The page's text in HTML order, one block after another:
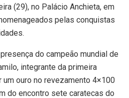
(29), no Palácio Anchieta, em
pelas conquistas
do campeão mundial de
integrante da primeira
um ouro no revezamento 4×100
do encontro sete caratecas do